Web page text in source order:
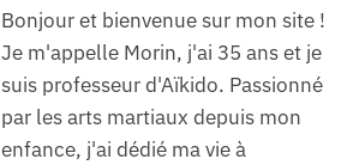
Bonjour et bienvenue sur mon site !
Je m'appelle Morin, j'ai 35 ans et je
suis professeur d'Aïkido. Passionné
par les arts martiaux depuis mon
enfance, j'ai dédié ma vie à